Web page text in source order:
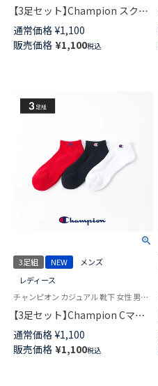
【3足セット】Champion スクリ
プトロゴ 消臭糸使用 足底パイ
ル アーチサポート スニーカー
丈 ソックス メンズ レディース
通常価格 ¥1,100
販売価格 ¥1,100税込
3足組 NEW
メンズ
レディース
チャンピオン カジュアル 靴下 女性 男性 ブランド ユニセックス
【3足セット】Champion Cマー
クロゴ 消臭糸使用 足底パイル
アーチサポート スニーカー丈
ソックス メンズ レディース
通常価格 ¥1,100
販売価格 ¥1,100税込